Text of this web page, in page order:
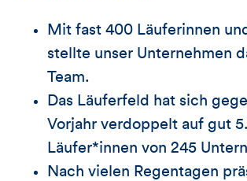
Mit fast 400 Läuferinnen
stellte unser Unternehmen
Team.
Das Läuferfeld hat sich
Vorjahr verdoppelt auf gut
Läufer*innen von 245
Nach vielen Regentagen